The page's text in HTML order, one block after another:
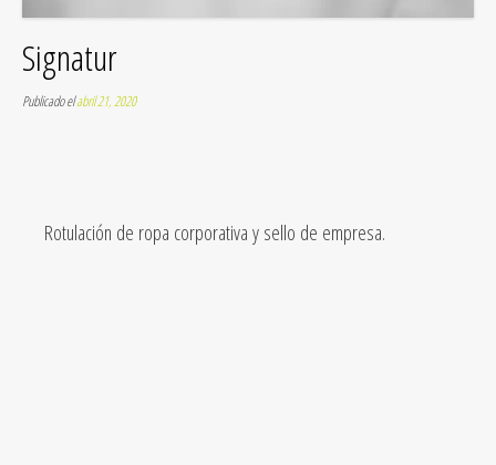
Signatur
Publicado elabril 21, 2020
Rotulación de ropa corporativa y sello de empresa.